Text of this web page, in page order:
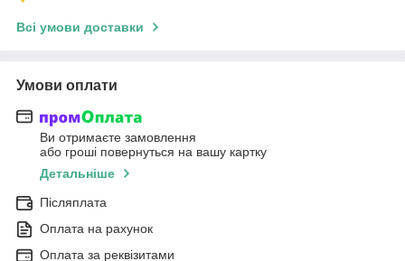
Всі умови доставки
Умови оплати
Ви отримаєте замовлення
або гроші повернуться на вашу картку
Детальніше
Післяплата
Оплата на рахунок
Оплата за реквізитами